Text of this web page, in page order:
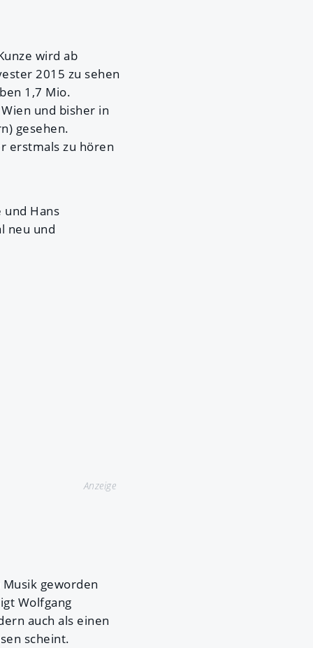
wird ab
2015 zu sehen
1,7 Mio.
und bisher in
gesehen.
erstmals zu hören
und Hans
neu und
Anzeige
geworden
Wolfgang
auch als einen
scheint.